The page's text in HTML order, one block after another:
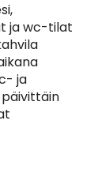
ja wc-tilat
ja